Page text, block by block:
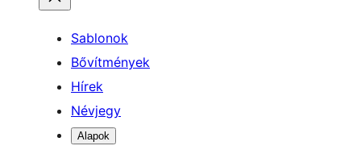
Sablonok
Bővítmények
Hírek
Névjegy
Alapok